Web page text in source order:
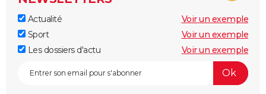
Actualité
Voir un exemple
Sport
Voir un exemple
Les dossiers d'actu
Voir un exemple